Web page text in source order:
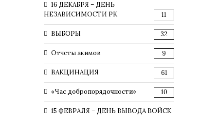
16 ДЕКАБРЯ – ДЕНЬ
НЕЗАВИСИМОСТИ РК
11
ВЫБОРЫ 32
Отчеты акимов 9
ВАКЦИНАЦИЯ 61
«Час добропорядочности» 10
15 ФЕВРАЛЯ – ДЕНЬ ВЫВОДА ВОЙСК